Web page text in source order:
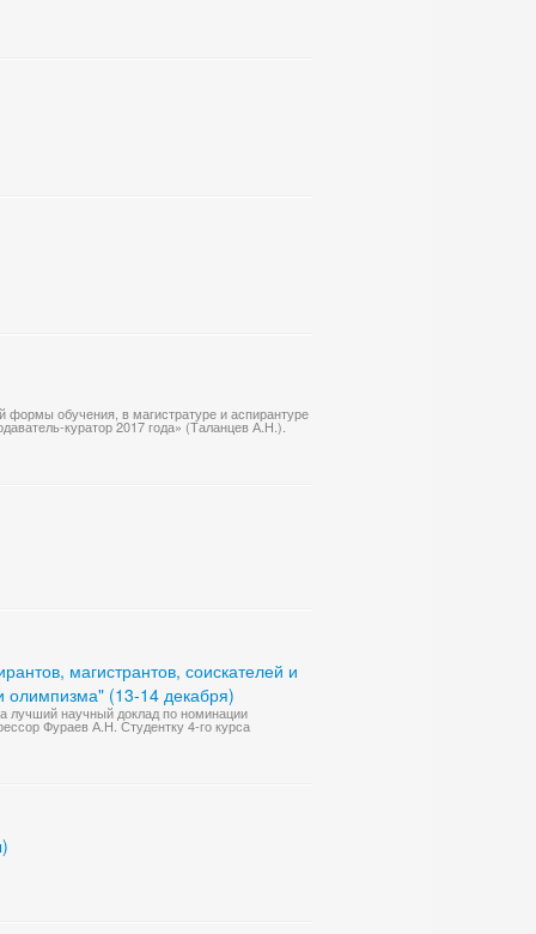
формы обучения, в магистратуре и аспирантуре
куратор 2017 года» (Таланцев А.Н.).
магистрантов, соискателей и
олимпизма" (13-14 декабря)
лучший научный доклад по номинации
Фураев А.Н. Студентку 4-го курса